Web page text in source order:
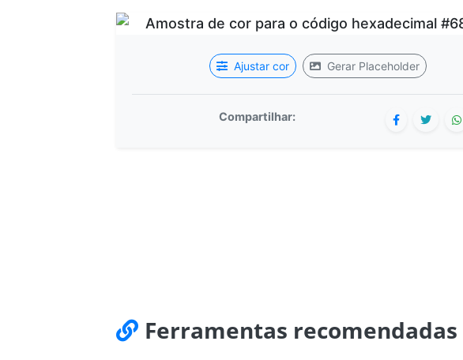
Ajustar cor Gerar Placeholder
Compartilhar:
Ferramentas recomendadas